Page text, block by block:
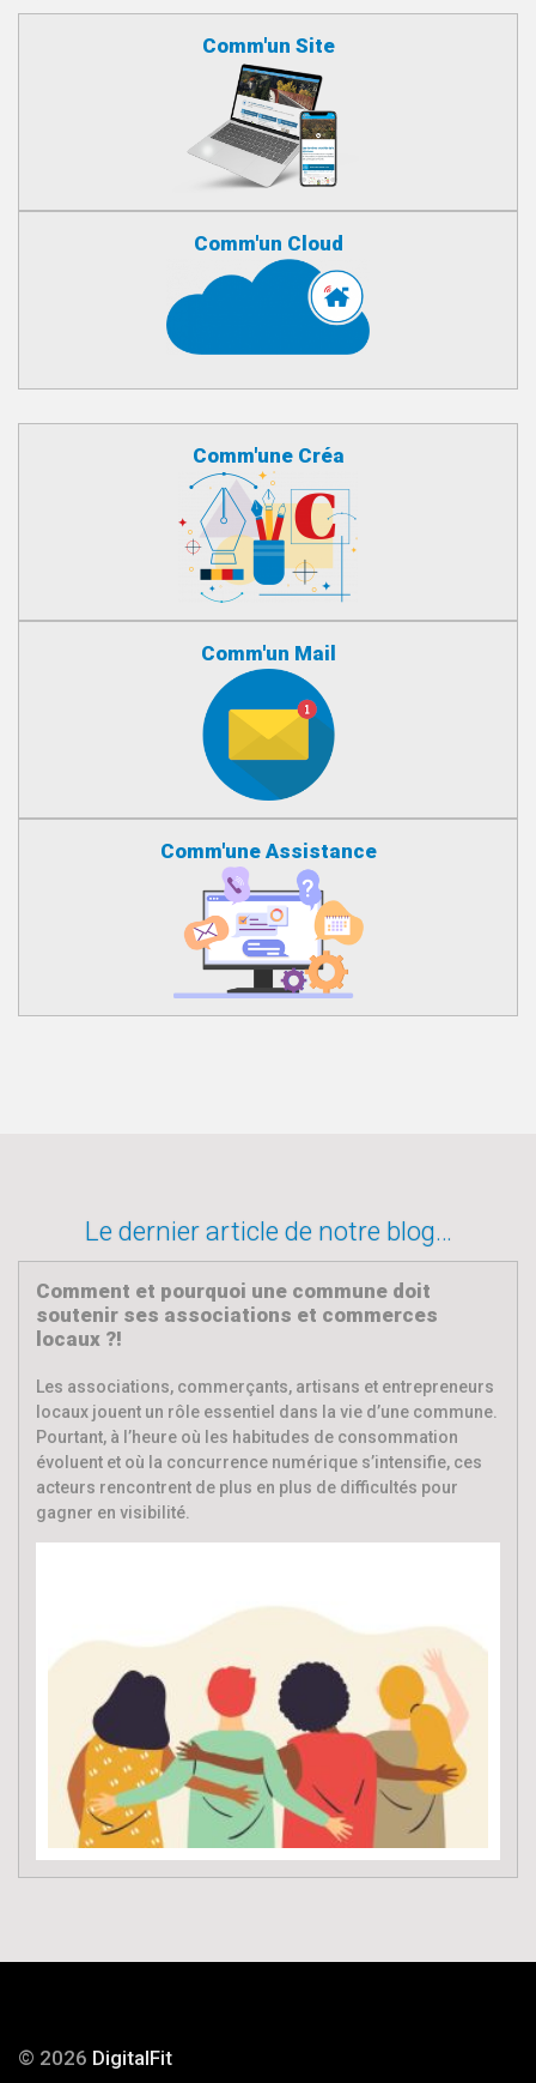
Comm'un Site
Comm'un Cloud
Comm'une Créa
Comm'un Mail
Comm'une Assistance
Le dernier article de notre blog…
Comment et pourquoi une commune doit
soutenir ses associations et commerces
locaux ?!
Les associations, commerçants, artisans et entrepreneurs
locaux jouent un rôle essentiel dans la vie d’une commune.
Pourtant, à l’heure où les habitudes de consommation
évoluent et où la concurrence numérique s’intensifie, ces
acteurs rencontrent de plus en plus de difficultés pour
gagner en visibilité.
© 2026 DigitalFit